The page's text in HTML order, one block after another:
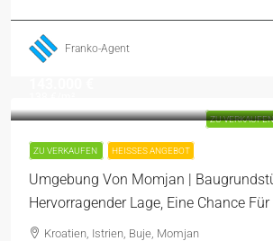
Franko-Agent
ZU
ZU VERKAUFEN HEISSES ANGEBOT
Umgebung Von Momjan |
Hervorragender Lage, Eine Chance
Kroatien, Istrien, Buje, Momjan